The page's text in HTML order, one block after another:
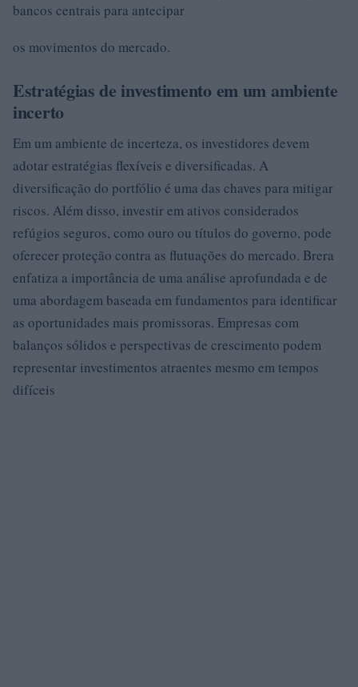
bancos centrais para antecipar
os movimentos do mercado.
Estratégias de investimento em um ambiente
incerto
Em um ambiente de incerteza, os investidores devem
adotar estratégias flexíveis e diversificadas. A
diversificação do portfólio é uma das chaves para mitigar
riscos. Além disso, investir em ativos considerados
refúgios seguros, como ouro ou títulos do governo, pode
oferecer proteção contra as flutuações do mercado. Brera
enfatiza a importância de uma análise aprofundada e de
uma abordagem baseada em fundamentos para identificar
as oportunidades mais promissoras. Empresas com
balanços sólidos e perspectivas de crescimento podem
representar investimentos atraentes mesmo em tempos
difíceis